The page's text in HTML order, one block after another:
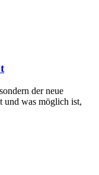
der neue
und was möglich ist,